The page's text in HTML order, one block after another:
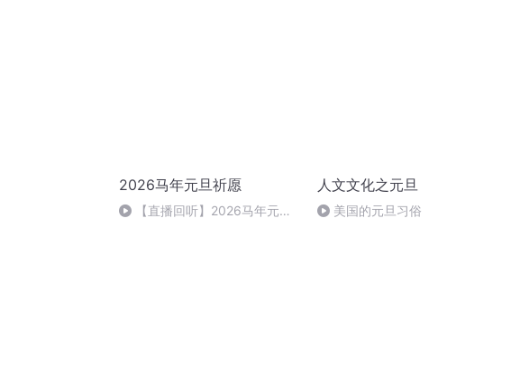
2026马年元旦祈愿
【直播回听】2026马年元旦
人文文化之元旦
美国的元旦习俗